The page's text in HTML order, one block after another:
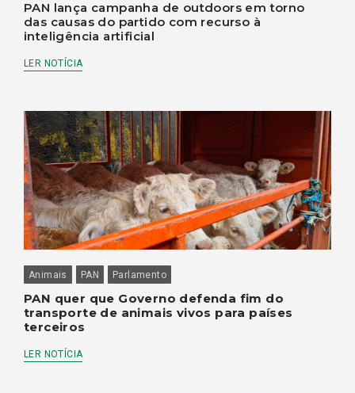
PAN lança campanha de outdoors em torno
das causas do partido com recurso à
inteligência artificial
LER NOTÍCIA
Animais PAN Parlamento
PAN quer que Governo defenda fim do
transporte de animais vivos para países
terceiros
LER NOTÍCIA